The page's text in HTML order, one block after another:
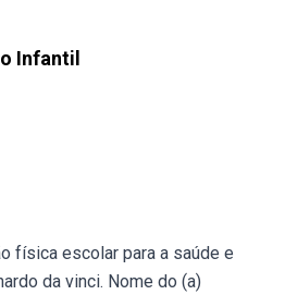
Infantil
física escolar para a saúde e
da vinci. Nome do (a)